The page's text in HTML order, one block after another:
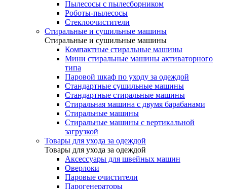
Пылесосы с пылесборником
Роботы-пылесосы
Стеклоочистители
Стиральные и сушильные машины
Стиральные и сушильные машины
Компактные стиральные машины
Мини стиральные машины активаторного
типа
Паровой шкаф по уходу за одеждой
Стандартные сушильные машины
Стандартные стиральные машины
Стиральная машина с двумя барабанами
Стиральные машины
Стиральные машины с вертикальной
загрузкой
Товары для ухода за одеждой
Товары для ухода за одеждой
Аксессуары для швейных машин
Оверлоки
Паровые очистители
Парогенераторы